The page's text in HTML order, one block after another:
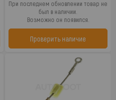
При последнем обновлении товар не
был в наличии.
Возможно он появился.
Проверить наличие